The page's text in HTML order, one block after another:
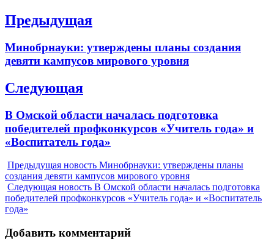
Навигация
записям
Предыдущая
Previous
Минобрнауки: утверждены планы создания
девяти кампусов мирового уровня
Следующая
Next
post:
В Омской области началась подготовка
победителей профконкурсов «Учитель года» и
«Воспитатель года»
Предыдущая новость Минобрнауки: утверждены планы
создания девяти кампусов мирового уровня
Следующая новость В Омской области началась подготовка
победителей профконкурсов «Учитель года» и «Воспитатель
года»
Добавить комментарий